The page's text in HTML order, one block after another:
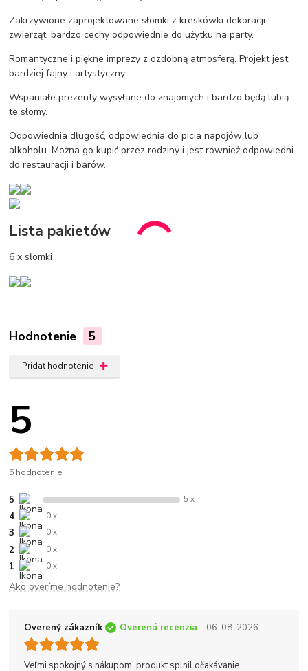
Zakrzywione zaprojektowane słomki z kreskówki dekoracji
zwierząt, bardzo cechy odpowiednie do użytku na party.
Romantyczne i piękne imprezy z ozdobną atmosferą. Projekt jest
bardziej fajny i artystyczny.
Wspaniałe prezenty wysyłane do znajomych i bardzo będą lubią
te słomy.
Odpowiednia długość, odpowiednia do picia napojów lub
alkoholu. Można go kupić przez rodziny i jest również odpowiedni
do restauracji i barów.
Lista pakietów
6 x słomki
Hodnotenie 5
Pridať hodnotenie
5
5 hodnotenie
5 5 x
4 0 x
3 0 x
2 0 x
1 0 x
Ako overíme hodnotenie?
Overený zákazník Overená recenzia - 06. 08. 2026
Veľmi spokojný s nákupom, produkt splnil očakávanie